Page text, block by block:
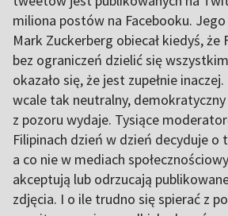
miliona postów na Facebooku. Jego
Mark Zuckerberg obiecał kiedyś, że
bez ograniczeń dzielić się
okazało się, że jest zupełnie
wcale tak neutralny,
z pozoru wydaje. Tysiące
Filipinach dzień w dzień decyduje o
a co nie w mediach
akceptują lub odrzucają
zdjęcia. I o ile trudno się spierać z